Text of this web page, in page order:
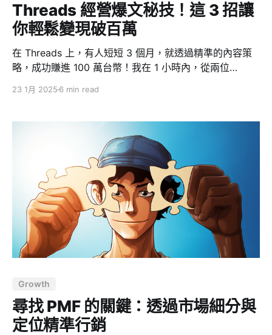
Threads 經營爆文秘技！這 3 招讓
你輕鬆變現破百萬
在 Threads 上，有人短短 3 個月，就透過精準的內容策
略，成功賺進 100 萬台幣！我在 1 小時內，從兩位
中，學到了「內容變現」的祕訣，特別整理 3 大翻轉思維
麼不能亂留言？ 在 Threads 上，留言確實能幫助曝光，
但如果你隨意留言在低流量的貼文上，基本等於白忙一
場。這就像衝浪，浪太小，你根本衝不起來。 留言駭客
23 1月 2025 6 min read
Growth
尋找 PMF 的關鍵：透過市場細分與
定位精準行銷